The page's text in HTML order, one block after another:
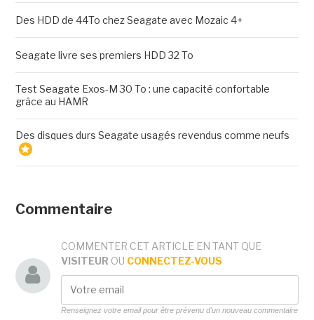
Des HDD de 44To chez Seagate avec Mozaic 4+
Seagate livre ses premiers HDD 32 To
Test Seagate Exos-M 30 To : une capacité confortable
grâce au HAMR
Des disques durs Seagate usagés revendus comme neufs
Commentaire
COMMENTER CET ARTICLE EN TANT QUE
VISITEUR OU CONNECTEZ-VOUS
Renseignez votre email pour être prévenu d'un nouveau commentaire